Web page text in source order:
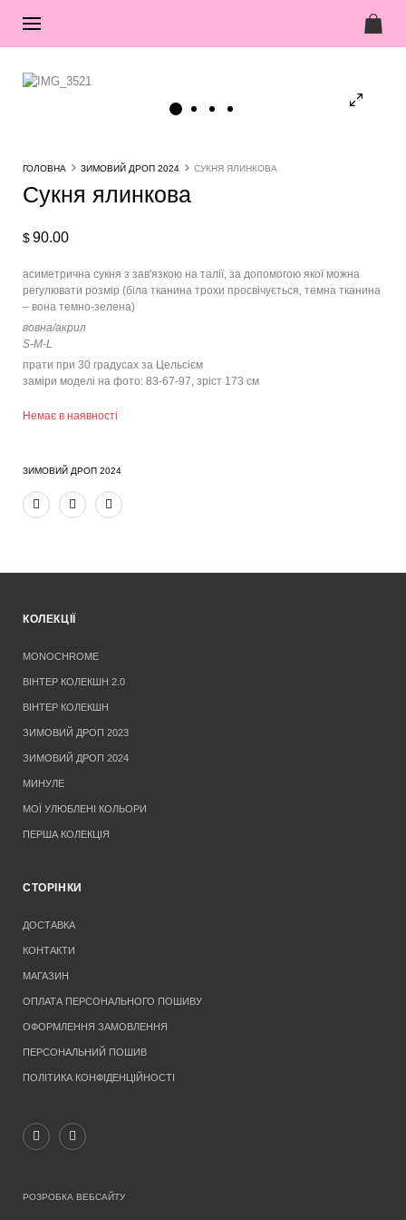
ГОЛОВНА ЗИМОВИЙ ДРОП 2024 СУКНЯ ЯЛИНКОВА
Сукня ялинкова
$90.00
асиметрична сукня з зав'язкою на талії, за допомогою якої можна
регулювати розмір (біла тканина трохи просвічується, темна тканина
– вона темно-зелена)
вовна/акрил
S-M-L
прати при 30 градусах за Цельсієм
заміри моделі на фото: 83-67-97, зріст 173 см
Немає в наявності
ЗИМОВИЙ ДРОП 2024
КОЛЕКЦІЇ
MONOCHROME
ВІНТЕР КОЛЕКШН 2.0
ВІНТЕР КОЛЕКШН
ЗИМОВИЙ ДРОП 2023
ЗИМОВИЙ ДРОП 2024
МИНУЛЕ
МОЇ УЛЮБЛЕНІ КОЛЬОРИ
ПЕРША КОЛЕКЦІЯ
СТОРІНКИ
ДОСТАВКА
КОНТАКТИ
МАГАЗИН
ОПЛАТА ПЕРСОНАЛЬНОГО ПОШИВУ
ОФОРМЛЕННЯ ЗАМОВЛЕННЯ
ПЕРСОНАЛЬНИЙ ПОШИВ
ПОЛІТИКА КОНФІДЕНЦІЙНОСТІ
РОЗРОБКА ВЕБСАЙТУ